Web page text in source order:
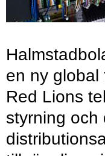
en ny global
Red Lions
styrning och